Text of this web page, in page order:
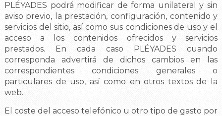
PLÉYADES podrá modificar de forma unilateral y sin
aviso previo, la prestación, configuración, contenido y
servicios del sitio, así como sus condiciones de uso y el
acceso a los contenidos ofrecidos y servicios
prestados. En cada caso PLÉYADES cuando
corresponda advertirá de dichos cambios en las
correspondientes condiciones generales o
particulares de uso, así como en otros textos de la
web.
El coste del acceso telefónico u otro tipo de gasto por